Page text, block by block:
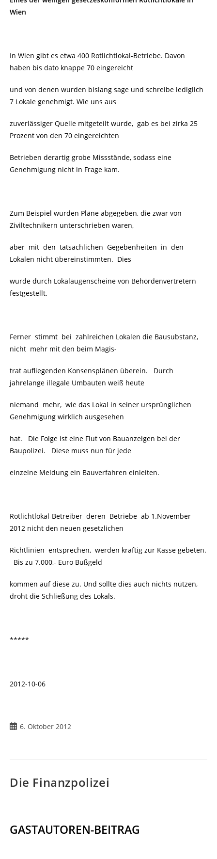
Wien
In Wien gibt es etwa 400 Rotlichtlokal-Betriebe. Davon
haben bis dato knappe 70 eingereicht
und von denen wurden bislang sage und schreibe lediglich
7 Lokale genehmigt. Wie uns aus
zuverlässiger Quelle mitgeteilt wurde, gab es bei zirka 25
Prozent von den 70 eingereichten
Betrieben derartig grobe Missstände, sodass eine
Genehmigung nicht in Frage kam.
Zum Beispiel wurden Pläne abgegeben, die zwar von
Ziviltechnikern unterschrieben waren,
aber mit den tatsächlichen Gegebenheiten in den
Lokalen nicht übereinstimmten. Dies
wurde durch Lokalaugenscheine von Behördenvertretern
festgestellt.
Ferner stimmt bei zahlreichen Lokalen die Bausubstanz,
nicht mehr mit den beim Magis-
trat aufliegenden Konsensplänen überein. Durch
jahrelange illegale Umbauten weiß heute
niemand mehr, wie das Lokal in seiner ursprünglichen
Genehmigung wirklich ausgesehen
hat. Die Folge ist eine Flut von Bauanzeigen bei der
Baupolizei. Diese muss nun für jede
einzelne Meldung ein Bauverfahren einleiten.
Rotlichtlokal-Betreiber deren Betriebe ab 1.November
2012 nicht den neuen gesetzlichen
Richtlinien entsprechen, werden kräftig zur Kasse gebeten.
Bis zu 7.000,- Euro Bußgeld
kommen auf diese zu. Und sollte dies auch nichts nützen,
droht die Schließung des Lokals.
*****
2012-10-06
Beitrag
6. Oktober 2012
Die Finanzpolizei
GASTAUTOREN-BEITRAG